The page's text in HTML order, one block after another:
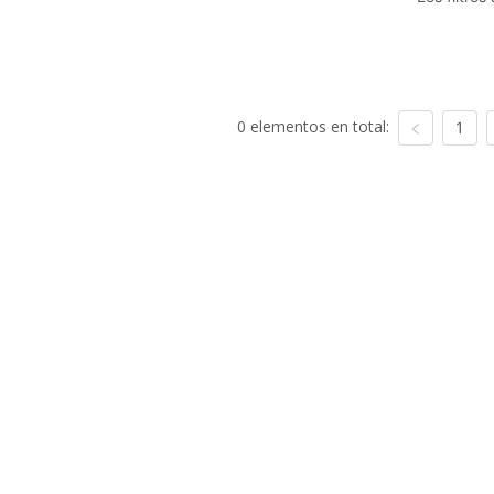
0 elementos en total: 1